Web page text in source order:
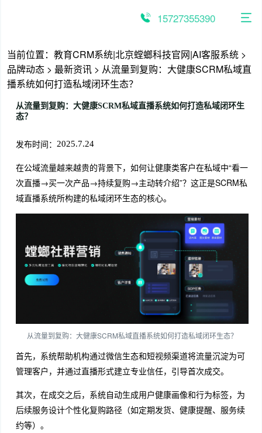
15727355390
当前位置： 教育CRM系统|北京螳螂科技官网|AI客服系统 >
品牌动态 > 最新资讯 > 从流量到复购：大健康SCRM私域直
播系统如何打造私域闭环生态？
从流量到复购：大健康SCRM私域直播系统如何打造私域闭环生
态？
发布时间： 2025.7.24
在公域流量越来越贵的背景下，如何让健康类客户在私域中“看一
次直播→买一次产品→持续复购→主动转介绍”？这正是SCRM私
域直播系统所构建的私域闭环生态的核心。
从流量到复购：大健康SCRM私域直播系统如何打造私域闭环生态？
首先，系统帮助机构通过微信生态和短视频渠道将流量沉淀为可
管理客户，并通过直播形式建立专业信任，引导首次成交。
其次，在成交之后，系统自动生成用户健康画像和行为标签，为
后续服务设计个性化复购路径（如定期发货、健康提醒、服务续
约等）。